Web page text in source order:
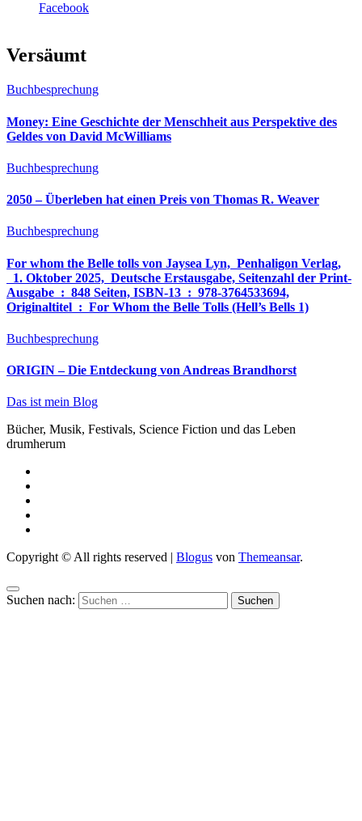
Facebook
Versäumt
Buchbesprechung
Money: Eine Geschichte der Menschheit aus Perspektive des
Geldes von David McWilliams
Buchbesprechung
2050 – Überleben hat einen Preis von Thomas R. Weaver
Buchbesprechung
For whom the Belle tolls von Jaysea Lyn, ‎ Penhaligon Verlag,
‎ 1. Oktober 2025, ‎ Deutsche Erstausgabe, Seitenzahl der Print-
Ausgabe ‏ : ‎ 848 Seiten, ISBN-13 ‏ : ‎ 978-3764533694,
Originaltitel ‏ : ‎ For Whom the Belle Tolls (Hell’s Bells 1)
Buchbesprechung
ORIGIN – Die Entdeckung von Andreas Brandhorst
Das ist mein Blog
Bücher, Musik, Festivals, Science Fiction und das Leben
drumherum
Copyright © All rights reserved | Blogus von Themeansar.
Suchen nach: